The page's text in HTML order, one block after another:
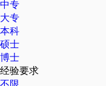
中专
大专
本科
硕士
博士
经验要求
不限